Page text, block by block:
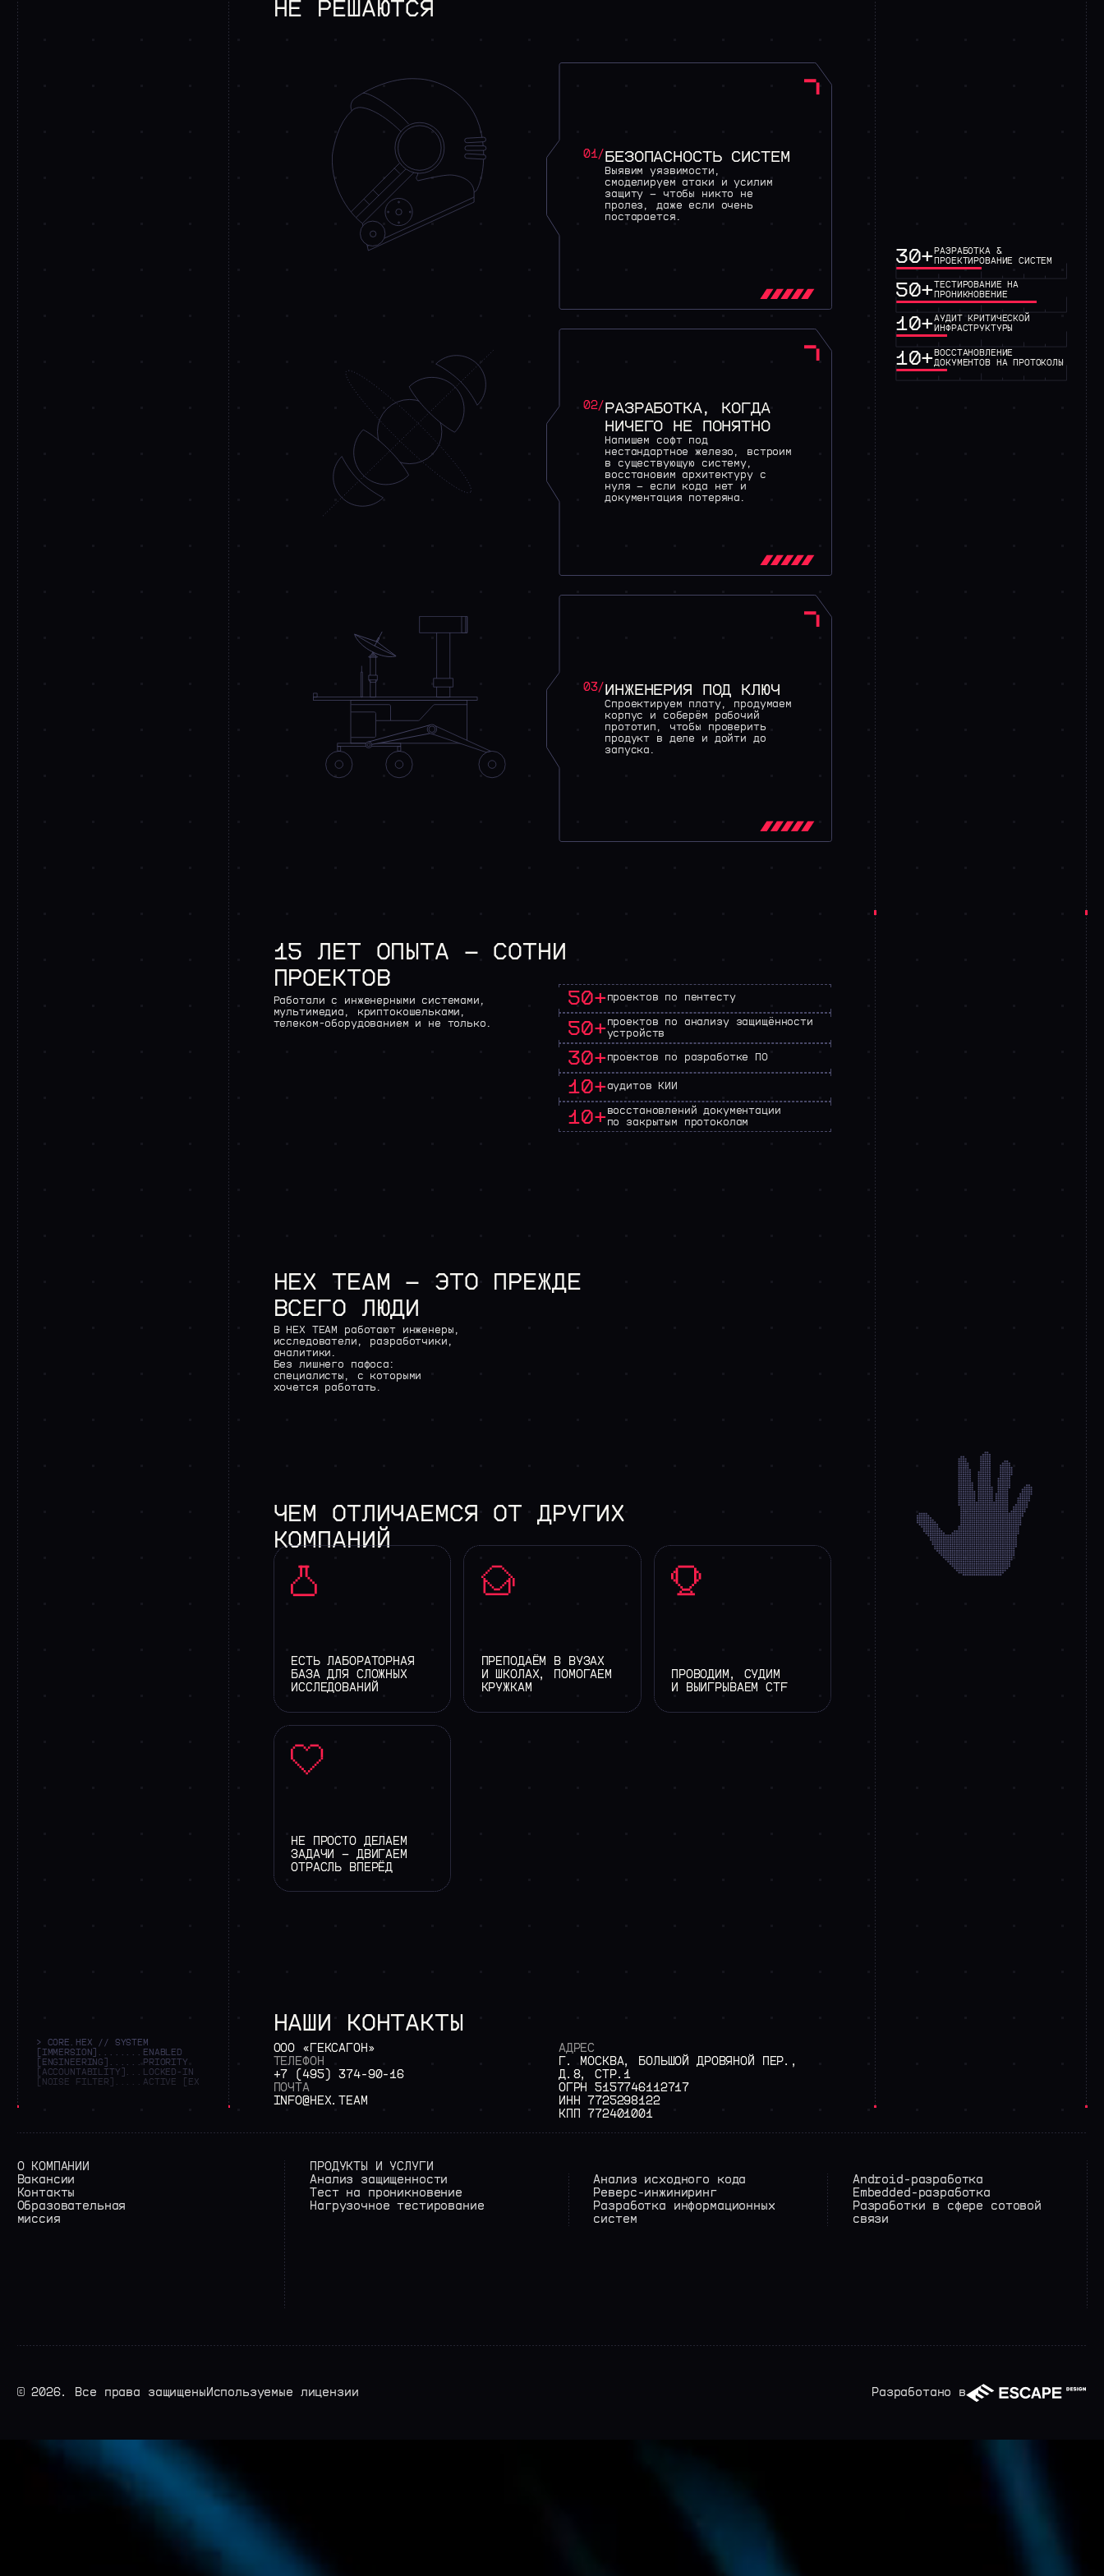
[IMMERSION]........ENABLED
[ENGINEERING]......PRIORITY
[ACCOUNTABILITY]...LOCKED-IN
[NOISE FILTER].....ACTIVE
[EXTERNAL FACADE]..SUP
НЕ РЕШАЮТСЯ
01/ БЕЗОПАСНОСТЬ СИСТЕМ
Выявим уязвимости,
смоделируем атаки и усилим
защиту — чтобы никто не
пролез, даже если очень
постарается.
02/ РАЗРАБОТКА, КОГДА
НИЧЕГО НЕ ПОНЯТНО
Напишем софт под
нестандартное железо, встроим
в существующую систему,
восстановим архитектуру с
нуля — если кода нет и
документация потеряна.
03/ИНЖЕНЕРИЯ ПОД КЛЮЧ
Спроектируем плату, продумаем
корпус и соберём рабочий
прототип, чтобы проверить
продукт в деле и дойти до
запуска.
15 ЛЕТ ОПЫТА —
СОТНИ
ПРОЕКТОВ
Работали с инженерными
системами,
мультимедиа,
криптокошельками,
телеком-оборудованием
и не только.
50+проектов по пентесту
50+проектов по анализу защищённости
устройств
30+проектов по разработке ПО
10+аудитов КИИ
10+восстановлений документации
по закрытым протоколам
HEX TEAM — ЭТО
ПРЕЖДЕ
ВСЕГО
ЛЮДИ
В HEX TEAM работают
инженеры,
исследователи,
разработчики,
аналитики.
Без
лишнего
пафоса:
специалисты,
с
которыми
хочется
работать.
ЧЕМ ОТЛИЧАЕМСЯ ОТ
ДРУГИХ
КОМПАНИЙ
ЕСТЬ ЛАБОРАТОРНАЯ
БАЗА ДЛЯ СЛОЖНЫХ
ИССЛЕДОВАНИЙ
ПРЕПОДАЁМ В ВУЗАХ
И ШКОЛАХ, ПОМОГАЕМ
КРУЖКАМ
ПРОВОДИМ, СУДИМ
И ВЫИГРЫВАЕМ CTF
НЕ ПРОСТО ДЕЛАЕМ
ЗАДАЧИ — ДВИГАЕМ
ОТРАСЛЬ ВПЕРЁД
НАШИ КОНТАКТЫ
ООО
«ГЕКСАГОН»
ТЕЛЕФОН
+7
(495)
374-90-16
ПОЧТА
INFO@HEX.TEAM
АДРЕС
Г.
МОСКВА, БОЛЬШОЙ ДРОВЯНОЙ
ПЕР.,
Д.8,
СТР.1
ОГРН
5157746112717
ИНН
7725298122
КПП
772401001
30+РАЗРАБОТКА &
ПРОЕКТИРОВАНИЕ СИСТЕМ
50+ТЕСТИРОВАНИЕ НА
ПРОНИКНОВЕНИЕ
10+АУДИТ КРИТИЧЕСКОЙ
ИНФРАСТРУКТУРЫ
10+ВОССТАНОВЛЕНИЕ
ДОКУМЕНТОВ НА ПРОТОКОЛЫ
О КОМПАНИИ
Вакансии
Контакты
Образовательная
миссия
ПРОДУКТЫ И УСЛУГИ
Анализ защищенности
Тест на проникновение
Нагрузочное тестирование
Анализ исходного кода
Реверс-инжиниринг
Разработка информационных
систем
Android-разработка
Embedded-разработка
Разработки в сфере сотовой
связи
© 2026. Все права защищены Используемые лицензии
Inter
Разработано в